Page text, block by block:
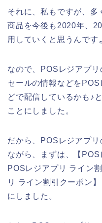
それに、私もですが、
商品を今後も2020年、
用していくと思うんです
なので、POSレジアプリ
セールの情報などを
どで配信しているかも♪
ことにしました。
だから、POSレジアプ
ながら、まずは、【
POSレジアプリ ライン
リ ライン割引クーポン
にしました。